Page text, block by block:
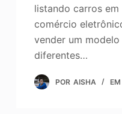
listando carros
comércio
vender um
diferentes…
POR AISHA EM